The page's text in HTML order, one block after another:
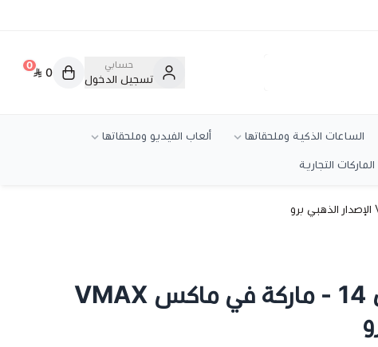
حسابي
تسجيل الدخول
0
0
الساعات الذكية وملحقاتها ألعاب الفيديو وملحقاتها
الماركات التجارية
بكج حماية ايفون 14 - ماركة في ماكس VMAX